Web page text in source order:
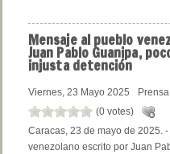
Mensajeal pueblo
Juan Pablo Guanipa,
injusta detención
Viernes, 23 Mayo 2025
(0 votes)
Caracas, 23 de mayo de 2025.
venezolano escrito por Juan